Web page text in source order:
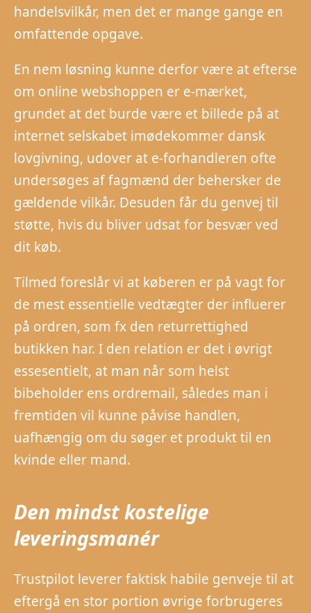
handelsvilkår, men det er mange gange en
omfattende opgave.
En nem løsning kunne derfor være at efterse
om online webshoppen er e-mærket,
grundet at det burde være et billede på at
internet selskabet imødekommer dansk
lovgivning, udover at e-forhandleren ofte
undersøges af fagmænd der behersker de
gældende vilkår. Desuden får du genvej til
støtte, hvis du bliver udsat for besvær ved
dit køb.
Tilmed foreslår vi at køberen er på vagt for
de mest essentielle vedtægter der influerer
på ordren, som fx den returrettighed
butikken har. I den relation er det i øvrigt
essesentielt, at man når som helst
bibeholder ens ordremail, således man i
fremtiden vil kunne påvise handlen,
uafhængig om du søger et produkt til en
kvinde eller mand.
Den mindst kostelige
leveringsmanér
Trustpilot leverer faktisk habile genveje til at
eftergå en stor portion øvrige forbrugeres